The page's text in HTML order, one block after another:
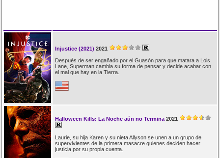
Injustice (2021) 2021
Después de ser engañado por el Guasón para que matara a Lois
Lane, Superman cambia su forma de pensar y decide acabar con
el mal que hay en la Tierra.
Halloween Kills: La Noche aún no Termina 2021
Laurie, su hija Karen y su nieta Allyson se unen a un grupo de
supervivientes de la primera masacre quienes deciden hacer
justicia por su propia cuenta.